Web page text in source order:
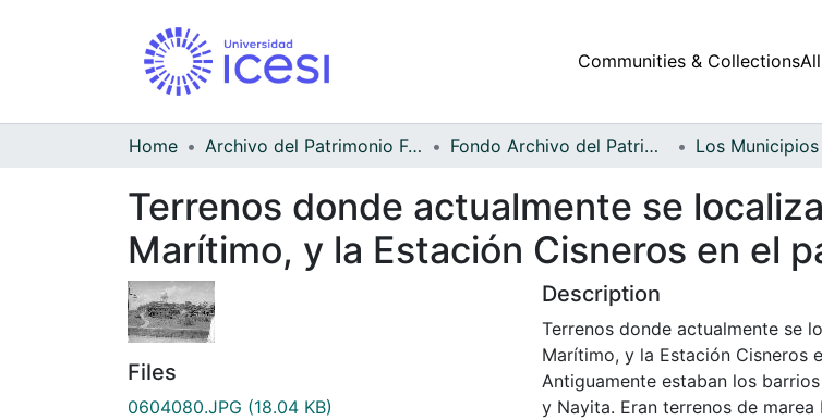
Communities & Collections
Home Archivo del Patrimonio Fotográfico y Fílmico del Valle del Cauca Fondo Archivo del Patrimonio Fotográfico y Fílmico del Valle del Cauca Los Municipios
Terrenos donde actualmente se
Marítimo, y la Estación Cisneros en el
Files
0604080.JPG (18.04 KB)
Description
Terrenos donde actualmente se
Marítimo, y la Estación Cisneros
Antiguamente estaban los
y Nayita. Eran terrenos de